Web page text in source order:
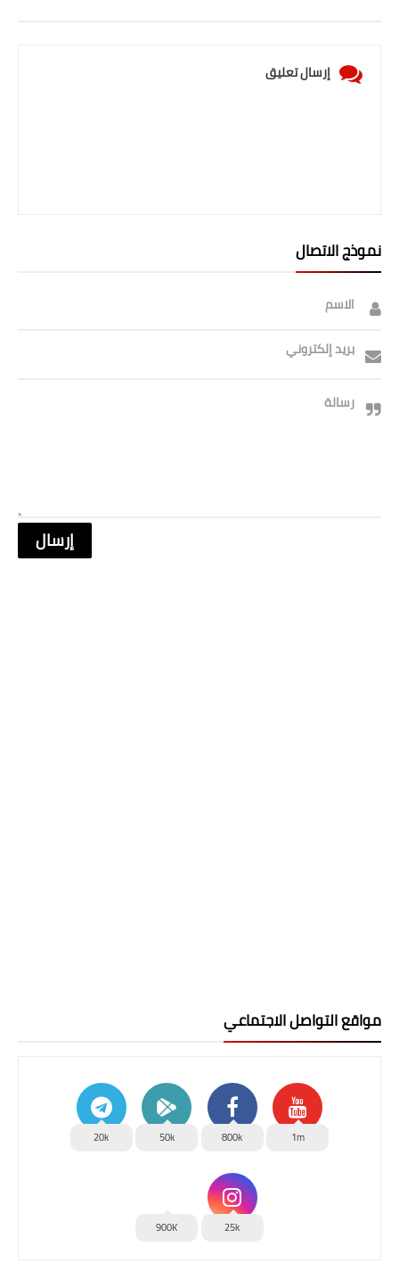
إرسال تعليق
نموذج الاتصال
الاسم
بريد إلكتروني
رسالة
مواقع التواصل الاجتماعي
1m
800k
50k
20k
25k
900K